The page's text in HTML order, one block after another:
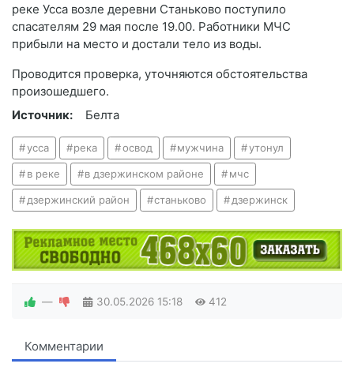
реке Усса возле деревни Станьково поступило
спасателям 29 мая после 19.00. Работники МЧС
прибыли на место и достали тело из воды.
Проводится проверка, уточняются обстоятельства
произошедшего.
Источник:
Белта
усса река освод мужчина утонул
в реке в дзержинском районе мчс
дзержинский район станьково дзержинск
— 30.05.2026 15:18 412
Комментарии